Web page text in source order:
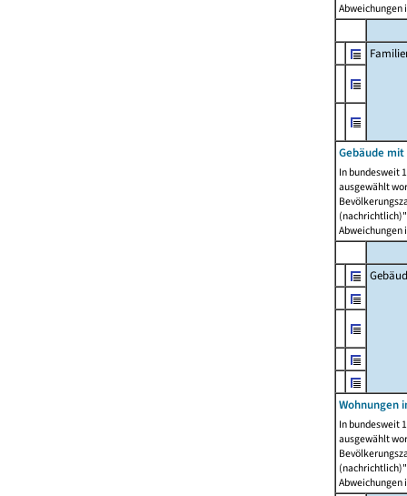
Abweichungen
Gebäude
In bundesweit
ausgewählt
Abweichungen
Wohnungen
In bundesweit
ausgewählt
Abweichungen